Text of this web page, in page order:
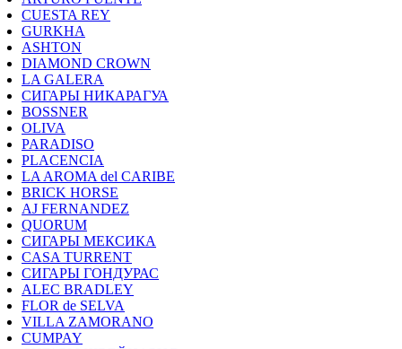
CUESTA REY
GURKHA
ASHTON
DIAMOND CROWN
LA GALERA
СИГАРЫ НИКАРАГУА
BOSSNER
OLIVA
PARADISO
PLACENCIA
LA AROMA del CARIBE
BRICK HORSE
AJ FERNANDEZ
QUORUM
СИГАРЫ МЕКСИКА
CASA TURRENT
СИГАРЫ ГОНДУРАС
ALEC BRADLEY
FLOR de SELVA
VILLA ZAMORANO
CUMPAY